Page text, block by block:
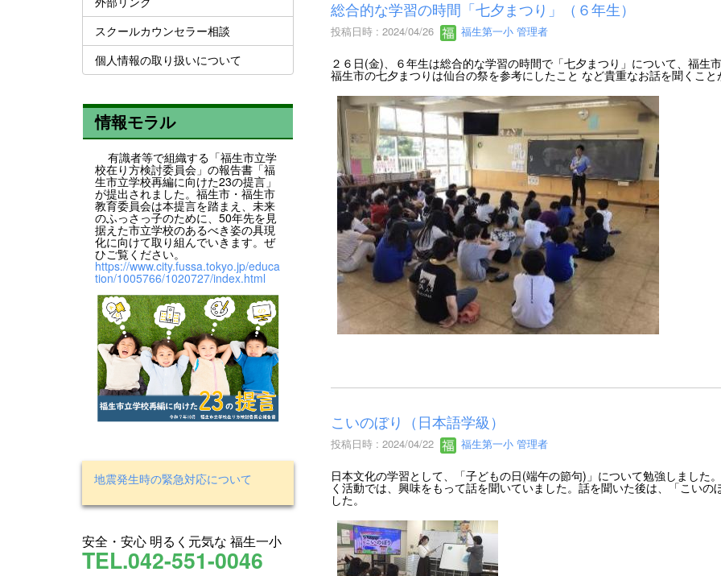
総合的な学習の時間「七夕まつり」（６年生）
投稿日時 : 2024/04/26 福生第一小 管理者
２６日(金)、６年生は総合的な学習の時間で「七夕まつり」について、福生
福生市の七夕まつりは仙台の祭を参考にしたこと など貴重なお話を聞くこ
こいのぼり（日本語学級）
投稿日時 : 2024/04/22 福生第一小 管理者
日本文化の学習として、「子どもの日(端午の節句)」について勉強しました
く活動では、興味をもって話を聞いていました。話を聞いた後は、「こい
した。
スクールカウンセラー相談
個人情報の取り扱いについて
情報モラル
有識者等で組織する「福生市立学
校在り方検討委員会」の報告書「福
生市立学校再編に向けた23の提言」
が提出されました。福生市・福生市
教育委員会は本提言を踏まえ、未来
のふっさっ子のために、50年先を見
据えた市立学校のあるべき姿の具現
化に向けて取り組んでいきます。ぜ
ひご覧ください。
https://www.city.fussa.tokyo.jp/educa
tion/1005766/1020727/index.html
地震発生時の緊急対応について
安全・安心 明るく元気な 福生一小
TEL.042-551-0046